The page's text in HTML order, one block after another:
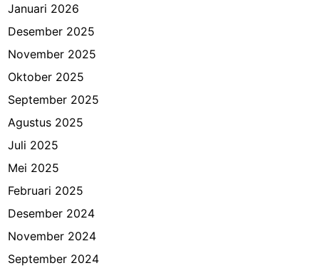
Januari 2026
Desember 2025
November 2025
Oktober 2025
September 2025
Agustus 2025
Juli 2025
Mei 2025
Februari 2025
Desember 2024
November 2024
September 2024